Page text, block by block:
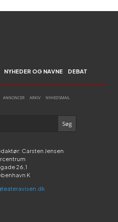
NYHEDER OG NAVNE DEBAT
ANNONCER ARKIV NYHEDSMAIL
Carsten Jensen
26,1
K